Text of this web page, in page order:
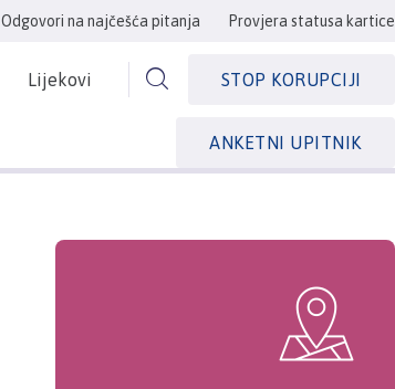
Odgovori na najčešća pitanja Provjera statusa kartice
Lijekovi STOP KORUPCIJI
ANKETNI UPITNIK